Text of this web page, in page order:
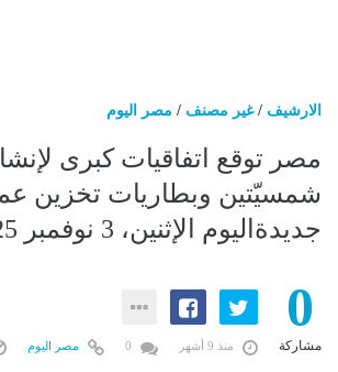
الارشيف /غير مصنف / مصر اليوم
مصر توقع اتفاقيات كبرى
شمسيّتين وبطاريات تخزين
جديدةاليوم الإثنين، 3 نوفمبر 2025 04:41 مـ
0
مشاركة منذ 9 أشهر مصر اليوم